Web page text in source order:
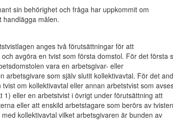
sin behörighet och fråga har uppkommit om
handlägga målen.
anges två förutsättningar för att
avgöra en tvist som första domstol. För det första
vara en arbetsgivar- eller
arbetsgivare som själv slutit kollektivavtal. För det
om kollektivavtal eller annan arbetstvist som
1) eller en arbetstvist i övrigt under förutsättning att
eller att enskild arbetstagare som berörs av tvisten
kollektivavtal vilket arbetsgivaren är bunden av